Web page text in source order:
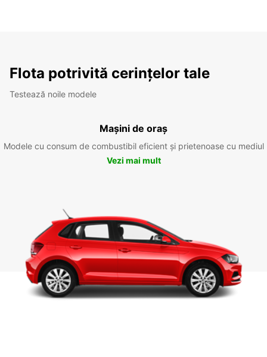
Flota potrivită cerințelor tale
Testează noile modele
Mașini de oraș
Modele cu consum de combustibil eficient și prietenoase cu mediul
Vezi mai mult